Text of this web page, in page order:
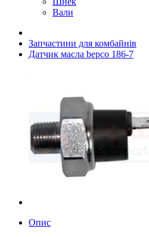
Вали
Запчастини для комбайнів
Датчик масла bepco 186-7
Опис